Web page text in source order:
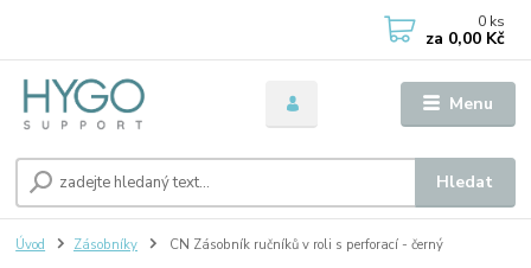
Menu
Hledat
0 ks
za 0,00 Kč
Úvod Zásobníky CN Zásobník ručníků v roli s perforací - černý